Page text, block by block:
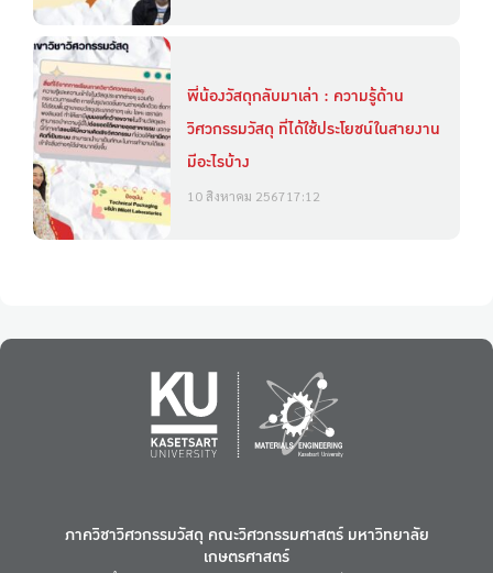
พี่น้องวัสดุกลับมาเล่า : ความรู้ด้าน
วิศวกรรมวัสดุ ที่ได้ใช้ประโยชน์ในสายงาน
มีอะไรบ้าง
10 สิงหาคม 256717:12
ภาควิชาวิศวกรรมวัสดุ คณะวิศวกรรมศาสตร์ มหาวิทยาลัย
เกษตรศาสตร์